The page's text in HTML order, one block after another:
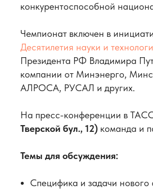
конкурентоспособной
Чемпионат включен в
Десятилетия науки и
Президента РФ Владимира
компании от Минэнерго,
АЛРОСА, РУСАЛ и других.
На пресс-конференции в
Тверской бул., 12) команда и
Темы для обсуждения:
Специфика и задачи нового